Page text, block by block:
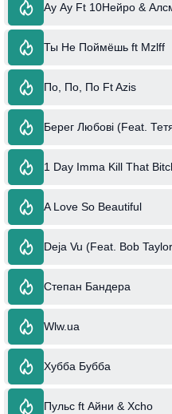
Ау Ау Ft 10Нейро &
Ты Не Поймёшь ft Mzlff
По, По, По Ft Azis
Берег Любові (Feat.
1 Day Imma Kill That
A Love So Beautiful
Deja Vu (Feat. Bob
Степан Бандера
Wlw.ua
Хубба Бубба
Пульс ft Айни & Xcho